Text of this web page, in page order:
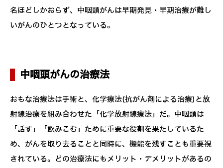
名ほどしかおらず、中咽頭がんは早期発見・早期治療が難し
いがんのひとつとなっている。
中咽頭がんの治療法
おもな治療法は手術と、化学療法(抗がん剤による治療)と放
射線治療を組み合わせた「化学放射線療法」だ。中咽頭は
「話す」「飲みこむ」ために重要な役割を果たしているた
め、がんを取り去ることと同時に、機能を残すことも重要視
されている。どの治療法にもメリット・デメリットがあるの